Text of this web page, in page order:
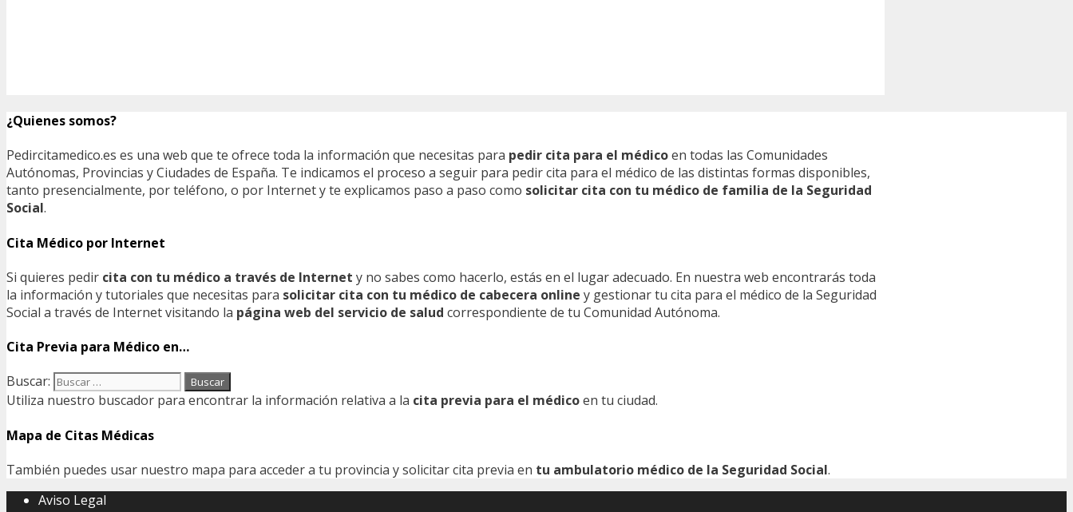
¿Quienes somos?
Pedircitamedico.es es una web que te ofrece toda la información que necesitas para pedir cita para el médicoen todas las Comunidades
Autónomas, Provincias y Ciudades de España. Te indicamos el proceso a seguir para pedir cita para el médico de las distintas formas disponibles,
tanto presencialmente, por teléfono, o por Internet y te explicamos paso a paso como solicitar cita con tu médico de familia de la Seguridad
Social.
Cita Médico por Internet
Si quieres pedir cita con tu médico a través de Internet y no sabes como hacerlo, estás en el lugar adecuado. En nuestra web encontrarás toda
la información y tutoriales que necesitas para solicitar cita con tu médico de cabecera online y gestionar tu cita para el médico de la Seguridad
Social a través de Internet visitando la página web del servicio de salud correspondiente de tu Comunidad Autónoma.
Cita Previa para Médico en…
Buscar:
Utiliza nuestro buscador para encontrar la información relativa a la cita previa para el médicoen tu ciudad.
Mapa de Citas Médicas
También puedes usar nuestro mapa para acceder a tu provincia y solicitar cita previa en tu ambulatorio médico de la Seguridad Social.
Aviso Legal